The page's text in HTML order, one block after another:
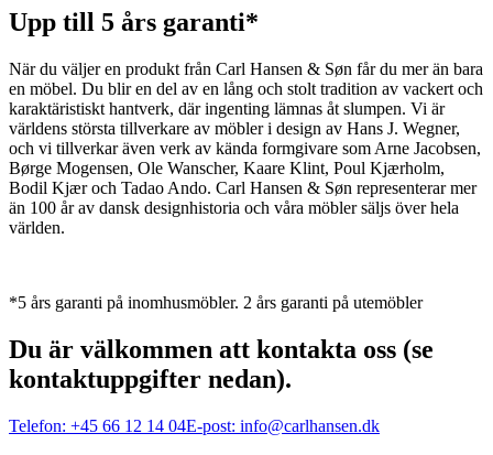
Upp till 5 års garanti*
När du väljer en produkt från Carl Hansen & Søn får du mer än bara
en möbel. Du blir en del av en lång och stolt tradition av vackert och
karaktäristiskt hantverk, där ingenting lämnas åt slumpen. Vi är
världens största tillverkare av möbler i design av Hans J. Wegner,
och vi tillverkar även verk av kända formgivare som Arne Jacobsen,
Børge Mogensen, Ole Wanscher, Kaare Klint, Poul Kjærholm,
Bodil Kjær och Tadao Ando. Carl Hansen & Søn representerar mer
än 100 år av dansk designhistoria och våra möbler säljs över hela
världen.
*5 års garanti på inomhusmöbler. 2 års garanti på utemöbler
Du är välkommen att kontakta oss (se
kontaktuppgifter nedan).
Telefon: +45 66 12 14 04E-post: info@carlhansen.dk